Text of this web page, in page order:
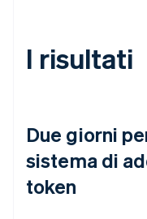
I risultati
Due giorni
sistema di
token